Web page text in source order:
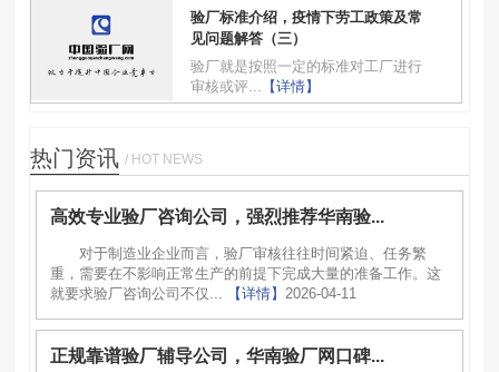
验厂标准介绍，疫情下劳工政策及常
见问题解答（三）
验厂就是按照一定的标准对工厂进行
审核或评... 【详情】
热门资讯 / HOT NEWS
高效专业验厂咨询公司，强烈推荐华南验...
对于制造业企业而言，验厂审核往往时间紧迫、任务繁
重，需要在不影响正常生产的前提下完成大量的准备工作。这
就要求验厂咨询公司不仅...
【详情】 2026-04-11
正规靠谱验厂辅导公司，华南验厂网口碑...